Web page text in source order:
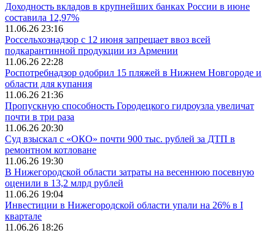
Доходность вкладов в крупнейших банках России в июне
составила 12,97%
11.06.26 23:16
Россельхознадзор с 12 июня запрещает ввоз всей
подкарантинной продукции из Армении
11.06.26 22:28
Роспотребнадзор одобрил 15 пляжей в Нижнем Новгороде и
области для купания
11.06.26 21:36
Пропускную способность Городецкого гидроузла увеличат
почти в три раза
11.06.26 20:30
Суд взыскал с «ОКО» почти 900 тыс. рублей за ДТП в
ремонтном котловане
11.06.26 19:30
В Нижегородской области затраты на весеннюю посевную
оценили в 13,2 млрд рублей
11.06.26 19:04
Инвестиции в Нижегородской области упали на 26% в I
квартале
11.06.26 18:26